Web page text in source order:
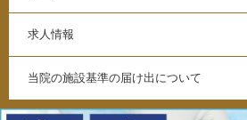
求人情報
当院の施設基準の届け出について